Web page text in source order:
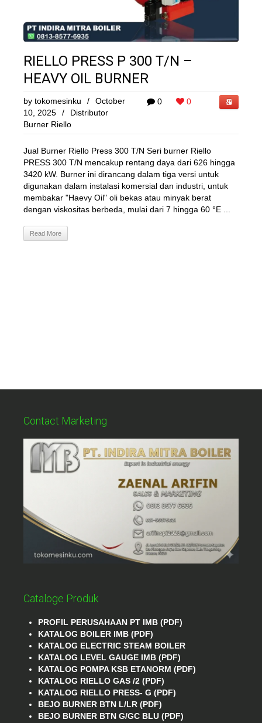
RIELLO PRESS P 300 T/N –
HEAVY OIL BURNER
0 0
by tokomesinku /
October
10, 2025
/
Distributor
Burner Riello
Jual Burner Riello Press 300 T/N Seri burner Riello
PRESS 300 T/N mencakup rentang daya dari 626 hingga
3420 kW. Burner ini dirancang dalam tiga versi untuk
digunakan dalam instalasi komersial dan industri, untuk
membakar "Haevy Oil" oli bekas atau minyak berat
dengan viskositas berbeda, mulai dari 7 hingga 60 °E ...
Read More
Contact Marketing
Cataloge Produk
PROFIL PERUSAHAAN PT IMB (PDF)
KATALOG BOILER IMB (PDF)
KATALOG ELECTRIC STEAM BOILER
KATALOG LEVEL GAUGE IMB (PDF)
KATALOG POMPA KSB ETANORM (PDF)
KATALOG RIELLO GAS /2 (PDF)
KATALOG RIELLO PRESS- G (PDF)
BEJO BURNER BTN L/LR (PDF)
BEJO BURNER BTN G/GC BLU (PDF)